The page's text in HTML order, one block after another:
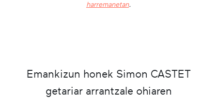
harremanetan.
Emankizun honek Simon CASTET
getariar arrantzale ohiaren